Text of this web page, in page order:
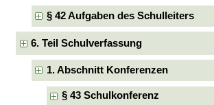
§ 42 Aufgaben des Schulleiters
6. Teil Schulverfassung
1. Abschnitt Konferenzen
§ 43 Schulkonferenz